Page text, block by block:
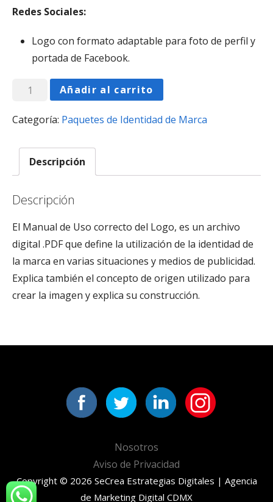
Redes Sociales:
Logo con formato adaptable para foto de perfil y
portada de Facebook.
cantidad
Añadir al carrito
Categoría: Paquetes de Identidad de Marca
Descripción
Descripción
El Manual de Uso correcto del Logo, es un archivo
digital .PDF que define la utilización de la identidad de
la marca en varias situaciones y medios de publicidad.
Explica también el concepto de origen utilizado para
crear la imagen y explica su construcción.
Nosotros
Aviso de Privacidad
Copyright © 2026 SeCrea Estrategias Digitales | Agencia
de Marketing Digital CDMX